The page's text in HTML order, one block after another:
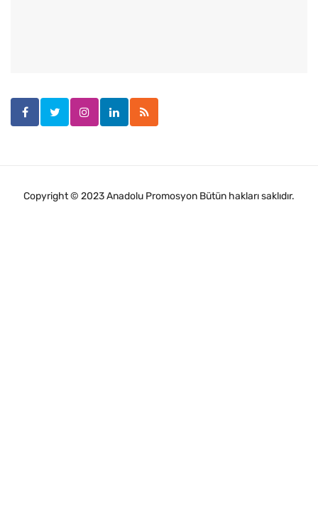
Copyright © 2023 Anadolu Promosyon Bütün hakları saklıdır.